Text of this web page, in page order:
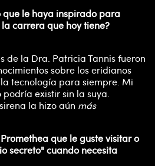
que le haya inspirado para
carrera que hoy tiene?
de la Dra. Patricia Tannis fueron
sobre los eridianos
tecnología para siempre. Mi
existir sin la suya.
la hizo aún más
que le guste visitar o
secreto" cuando necesita